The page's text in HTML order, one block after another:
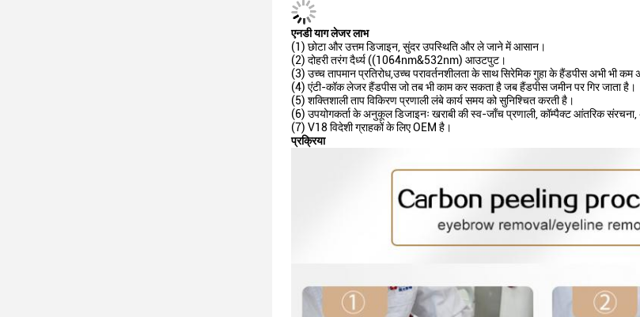
एनडी याग लेजर लाभ
(1) छोटा और उत्तम डिजाइन, सुंदर उपस्थिति और ले जाने में आसान।
(2) दोहरी तरंग दैर्ध्य ((1064nm&532nm) आउटपुट।
(3) उच्च तापमान प्रतिरोध,उच्च परावर्तनशीलता के साथ सिरेमिक गुहा के हैंडपीस अभी भी
(4) एंटी-कॉक लेजर हैंडपीस जो तब भी काम कर सकता है जब हैंडपीस जमीन पर गिर जाता है।
(5) शक्तिशाली ताप विकिरण प्रणाली लंबे कार्य समय को सुनिश्चित करती है।
(6) उपयोगकर्ता के अनुकूल डिजाइनः खराबी की स्व-जाँच प्रणाली, कॉम्पैक्ट आंतरिक
(7) V18 विदेशी ग्राहकों के लिए OEM है।
प्रक्रिया